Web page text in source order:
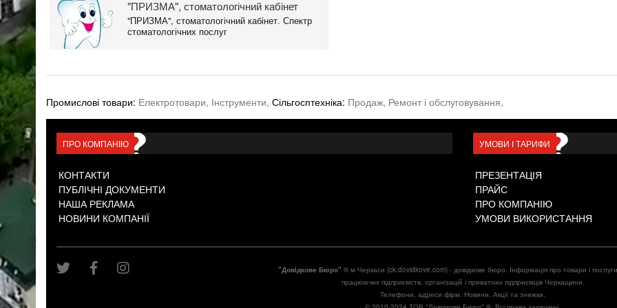
"ПРИЗМА", стоматологічний кабінет
"ПРИЗМА", стоматологічний кабінет. Спектр
стоматологічних послуг
Промислові товари: Електротовари, Інструменти, Сільгосптехніка: Продаж, Ремонт і обслуговування,
ПРО КОМПАНІЮ
КОНТАКТИ
ПУБЛІЧНІ ДОКУМЕНТИ
НАША РЕКЛАМА
НОВИНИ КОМПАНІЇ
УМОВИ І ТАРИФИ
ПРЕЗЕНТАЦІЯ
ПРАЙС
ПРО КОМПАНІЮ
УМОВИ ВИКОРИСТАННЯ
"Довiдкове Бюро"® м Черкаси (ck.dovidkove.com) - довідкове бюро. Інформація про товари і
працюючих підприємств, організацій і приватних підприємців Черкащини.
Телефони, адреси фірм. Новини. Акції та знижки.